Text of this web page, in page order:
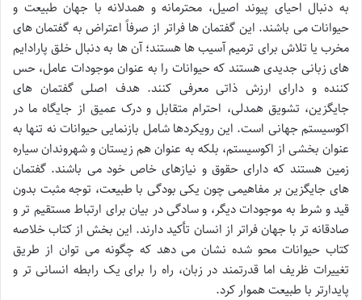
به دنبال احیای پیوند اصیل، محترمانه و همدلانه با جهان طبیعت و
حیوانات می باشند. این گفتمان ها فراتر از صرفاً اعتراض به گفتمان های
مخرب یا تلاش برای ترمیم آسیب ها هستند؛ آن ها به دنبال خلق پارادایم
های زبانی جدیدی هستند که حیوانات را به عنوان موجودات عامل، حس
کننده و دارای ارزش ذاتی معرفی کنند. هدف اصلی گفتمان های
جایگزین، تشویق همدلی، احترام متقابل و درک عمیق از جایگاه ما در
اکوسیستم جهانی است. این رویکردها شامل بازنمایی حیوانات نه تنها به
عنوان بخشی از اکوسیستم، بلکه به عنوان هم زیستان و شهروندان سیاره
زمین هستند که دارای حقوق و نیازهای خاص خود می باشند. گفتمان
های جایگزین بر مفاهیمی چون یکی بودگی با طبیعت، توجه مثبت بدون
قید و شرط به موجودات دیگر، و سادگی در بیان برای ارتباط مستقیم تر و
صادقانه تر با جهان فراتر از انسان تأکید دارند. این بخش از کتاب خلاصه
کتاب حیوانات محو شده نشان می دهد که چگونه می توان از طریق
تغییرات ظریف اما قدرتمند در زبان، راه را برای یک رابطه انسانی تر و
پایدارتر با طبیعت هموار کرد.